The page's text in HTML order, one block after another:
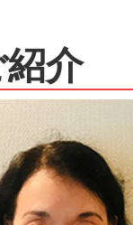
介